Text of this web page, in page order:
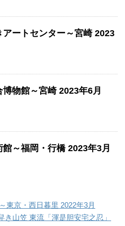
アートセンター～宮崎 2023
物館～宮崎 2023年6月
～福岡・行橋 2023年3月
東京・西日暮里 2022年3月
き山笠 東流「渾是胆安宅之忍」